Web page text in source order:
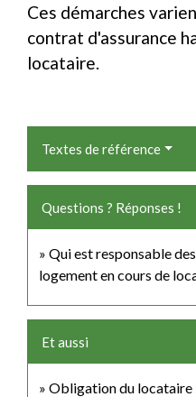
Ces démarches
contrat d'assurance
locataire.
Textes de référence
Questions ? Réponses !
Qui est responsable
logement en cours de
Et aussi
Obligation du locataire